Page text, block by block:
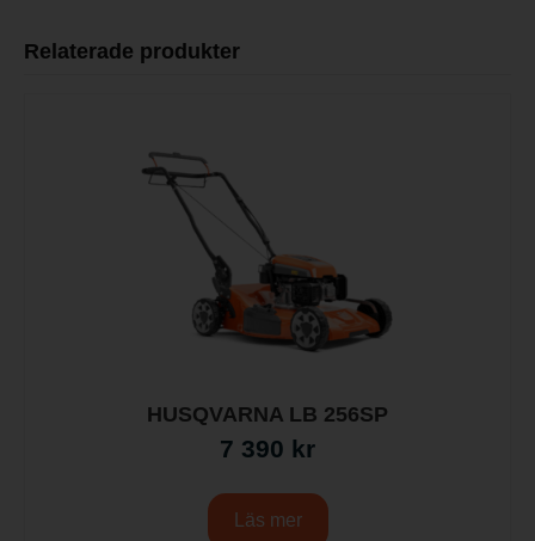
Relaterade produkter
HUSQVARNA LB 256SP
7 390 kr
Läs mer